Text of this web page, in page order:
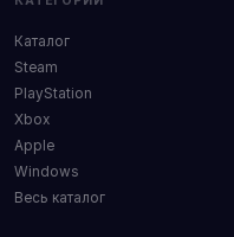
Каталог
Steam
PlayStation
Xbox
Apple
Windows
Весь каталог